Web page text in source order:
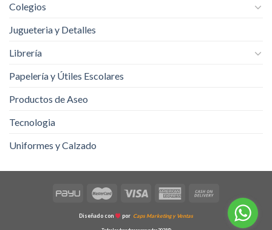
Colegios
Jugueteria y Detalles
Librería
Papelería y Útiles Escolares
Productos de Aseo
Tecnologia
Uniformes y Calzado
Diseñado con por Caps Marketing y Ventas